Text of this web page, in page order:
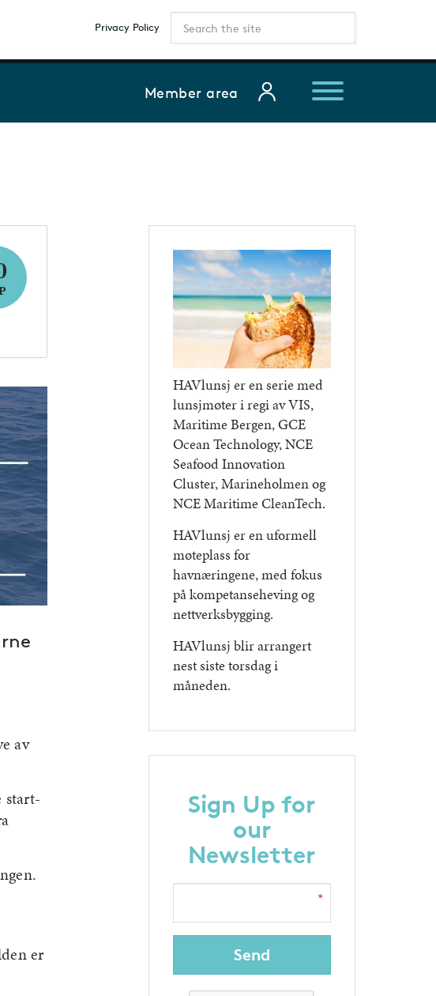
Member area
Privacy Policy
av
start-
er
HAVlunsj er en serie med
lunsjmøter i regi av VIS,
Maritime Bergen, GCE
Ocean Technology, NCE
Seafood Innovation
Cluster, Marineholmen og
NCE Maritime CleanTech.
HAVlunsj er en uformell
møteplass for
havnæringene, med fokus
på kompetanseheving og
nettverksbygging.
HAVlunsj blir arrangert
nest siste torsdag i
måneden.
Sign Up for
our
Newsletter
Send